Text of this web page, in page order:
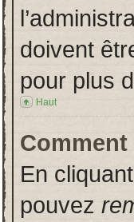
doivent
pour plus
Haut
En
pouvez